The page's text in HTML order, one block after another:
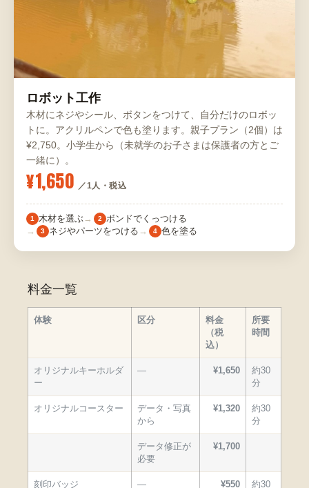
ロボット工作
木材にネジやシール、ボタンをつけて、自分だけのロボッ
トに。アクリルペンで色も塗ります。親子プラン（2個）は
¥2,750。小学生から（未就学のお子さまは保護者の方とご
一緒に）。
¥1,650 ／1人・税込
1 木材を選ぶ 2 ボンドでくっつける
3 ネジやパーツをつける 4 色を塗る
料金一覧
体験 区分
料金
（税
込）
所要
時間
オリジナルキーホルダ
ー
— ¥1,650
約30
分
オリジナルコースター
データ・写真
から
¥1,320
約30
分
データ修正が
必要
¥1,700
刻印バッジ — ¥550
約30